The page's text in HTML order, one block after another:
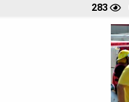
283